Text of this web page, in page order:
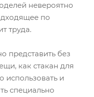
невероятно
по
труда.
представить без
как стакан для
и
специально